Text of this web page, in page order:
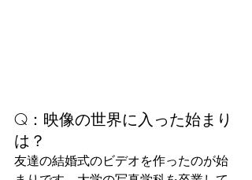
Q：映像の世界に入った始まり
は？
友達の結婚式のビデオを作ったのが始